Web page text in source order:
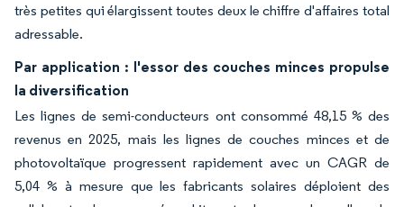
très petites qui élargissent toutes deux le chiffre d'affaires total
adressable.
Par application : l'essor des couches minces propulse
la diversification
Les lignes de semi-conducteurs ont consommé 48,15 % des
revenus en 2025, mais les lignes de couches minces et de
photovoltaïque progressent rapidement avec un CAGR de
5,04 % à mesure que les fabricants solaires déploient des